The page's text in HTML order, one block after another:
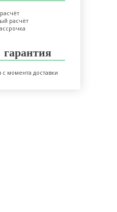
расчёт
гарантия
с момента доставки